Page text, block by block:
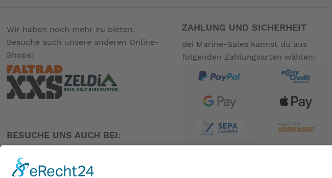
Wir haben noch mehr zu bieten.
Besuche auch unsere anderen Online-
Shops:
BESUCHE UNS AUCH BEI:
ZAHLUNG UND SICHERHEIT
Bei Marine-Sales kannst du aus
folgenden Zahlungsarten wählen: